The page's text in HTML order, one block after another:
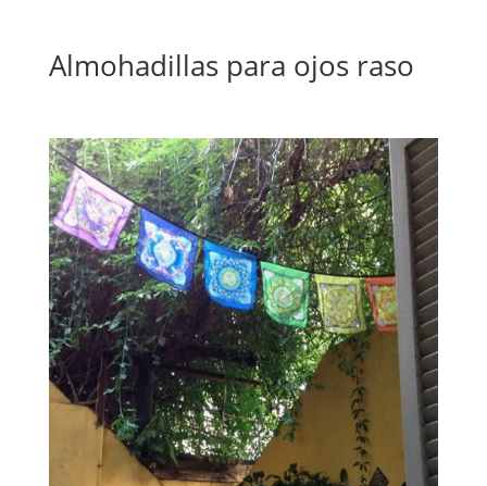
Almohadillas para ojos raso